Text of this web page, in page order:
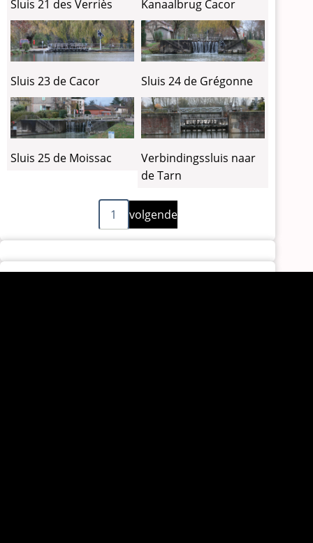
Sluis 21 des Verriès Kanaalbrug Cacor
Sluis 23 de Cacor Sluis 24 de Grégonne
Sluis 25 de Moissac
Verbindingssluis naar
de Tarn
1
Volgende
pagina
volgende